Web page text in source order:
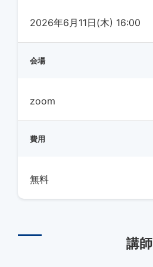
2026年6月11日(木) 16:00
会場
zoom
費用
無料
講師